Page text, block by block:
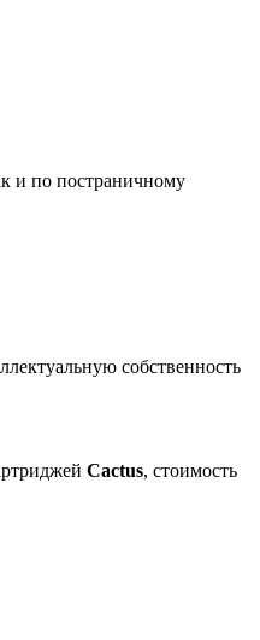
и по постраничному
собственность
Cactus, стоимость